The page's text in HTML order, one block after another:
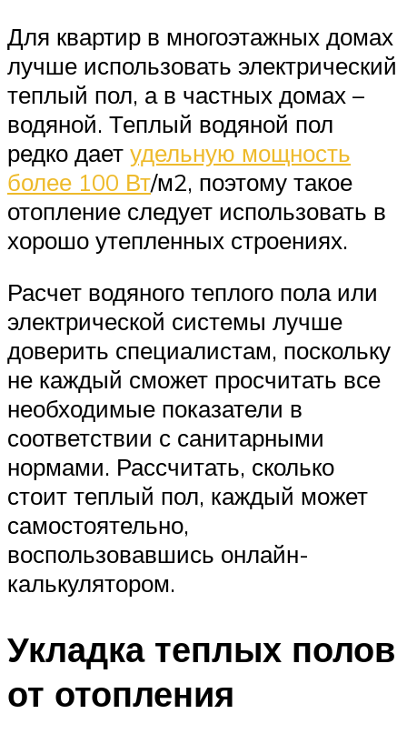
Для квартир в многоэтажных домах
лучше использовать электрический
теплый пол, а в частных домах –
водяной. Теплый водяной пол
редко дает удельную мощность
более 100 Вт/м2, поэтому такое
отопление следует использовать в
хорошо утепленных строениях.
Расчет водяного теплого пола или
электрической системы лучше
доверить специалистам, поскольку
не каждый сможет просчитать все
необходимые показатели в
соответствии с санитарными
нормами. Рассчитать, сколько
стоит теплый пол, каждый может
самостоятельно,
воспользовавшись онлайн-
калькулятором.
Укладка теплых полов
от отопления